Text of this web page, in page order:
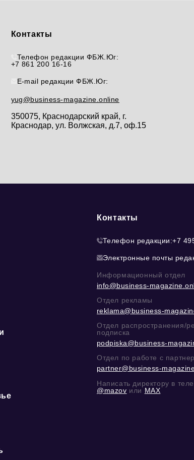
Контакты
Телефон редакции ФБЖ.Юг:
+7 861 200 16-16
E-mail редакции ФБЖ.Юг:
yug@business-magazine.online
350075, Краснодарский край, г.
Краснодар, ул. Волжская, д.7, оф.15
Контакты
Телефон редакции:+7
Электронные почты
Информационный отдел
info@business-
Отдел рекламы
reklama@business-
Отдел распространения/
подписка
podpiska@business-
Отдел по работе с
partner@business-
Написать директору в
@mazov или MAX